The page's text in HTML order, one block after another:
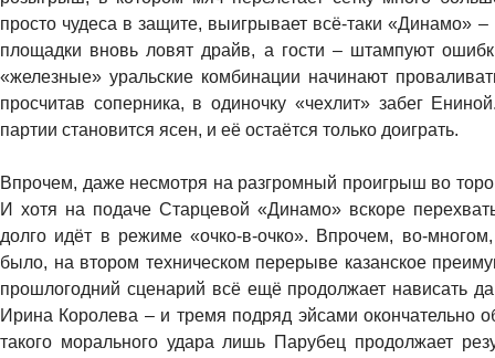
просто чудеса в защите, выигрывает всё-таки «Динамо»
площадки вновь ловят драйв, а гости – штампуют
«железные» уральские комбинации начинают
просчитав соперника, в одиночку «чехлит» забег
партии становится ясен, и её остаётся только доиграть.
Впрочем, даже несмотря на разгромный проигрыш во
И хотя на подаче Старцевой «Динамо» вскоре
долго идёт в режиме «очко-в-очко». Впрочем, во-
было, на втором техническом перерыве казанское
прошлогодний сценарий всё ещё продолжает нависать
Ирина Королева – и тремя подряд эйсами окончательно
такого морального удара лишь Парубец продолжает